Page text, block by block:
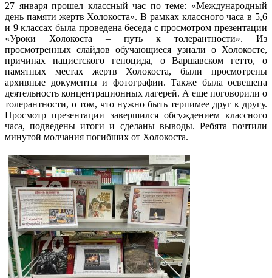
27 января прошел классный час по теме: «Международный
день памяти жертв Холокоста». В рамках классного часа в 5,6
и 9 классах была проведена беседа с просмотром презентации
«Уроки Холокоста – путь к толерантности». Из
просмотренных слайдов обучающиеся узнали о Холокосте,
причинах нацистского геноцида, о Варшавском гетто, о
памятных местах жертв Холокоста, были просмотрены
архивные документы и фотографии. Также была освещена
деятельность концентрационных лагерей. А еще поговорили о
толерантности, о том, что нужно быть терпимее друг к другу.
Просмотр презентации завершился обсуждением классного
часа, подведены итоги и сделаны выводы. Ребята почтили
минутой молчания погибших от Холокоста.